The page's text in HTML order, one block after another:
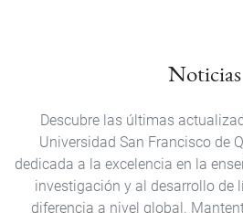
Noticias
Descubre las últimas
Universidad San Francisco de
dedicada a la excelencia en la
investigación y al desarrollo de
diferencia a nivel global.